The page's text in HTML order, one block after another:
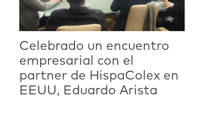
Celebrado un encuentro
empresarial con el
partner de HispaColex en
EEUU, Eduardo Arista